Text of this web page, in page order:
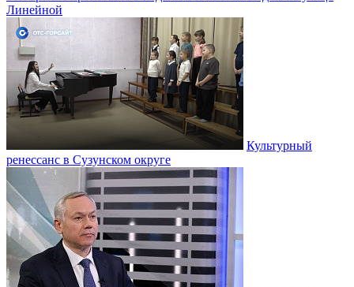
Линейной
Культурный
ренессанс в Сузунском округе